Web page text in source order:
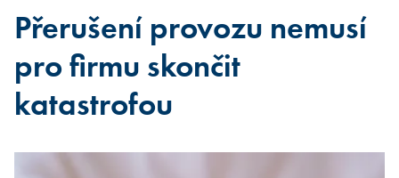
Přerušení provozu nemusí
pro firmu skončit
katastrofou